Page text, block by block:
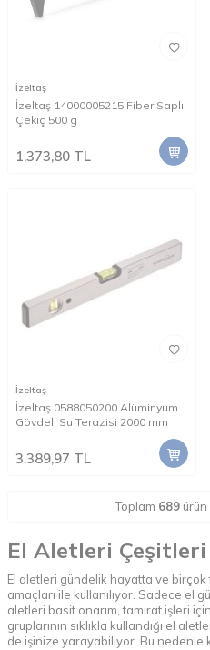
İzeltaş
İzeltaş 14000005215 Fiber Saplı
Çekiç 500 g
1.373,80 TL
İzeltaş
İzeltaş 0588050200 Alüminyum
Gövdeli Su Terazisi 2000 mm
3.389,97 TL
Toplam 689 ürün
El Aletleri Çeşitleri
El aletleri gündelik hayatta ve birçok
amaçları ile kullanılıyor. Sadece el
aletleri basit onarım, tamirat işleri
gruplarının sıklıkla kullandığı el
de işinize yarayabiliyor. Bu nedenle